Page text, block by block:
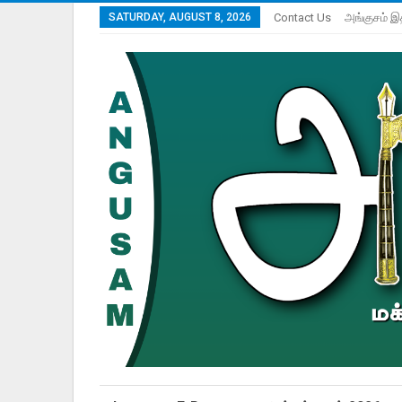
SATURDAY, AUGUST 8, 2026 Contact Us அங்குசம்